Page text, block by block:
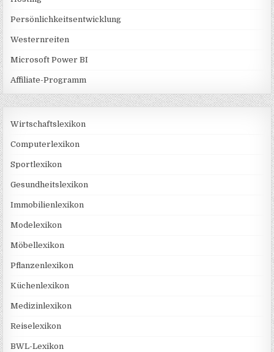
Persönlichkeitsentwicklung
Westernreiten
Microsoft Power BI
Affiliate-Programm
Wirtschaftslexikon
Computerlexikon
Sportlexikon
Gesundheitslexikon
Immobilienlexikon
Modelexikon
Möbellexikon
Pflanzenlexikon
Küchenlexikon
Medizinlexikon
Reiselexikon
BWL-Lexikon